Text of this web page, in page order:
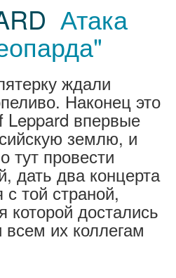
Атака
ждали
Наконец это
Leppard впервые
землю, и
тут провести
дать два концерта
той страной,
которой достались
всем их коллегам